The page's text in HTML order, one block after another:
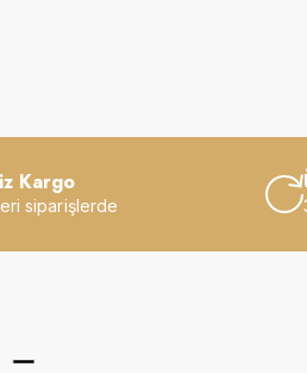
Kargo
siparişlerde